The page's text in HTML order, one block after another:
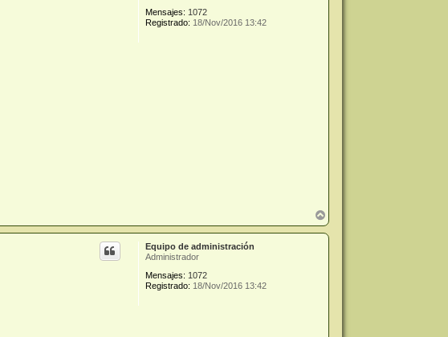
Mensajes: 1072
Registrado: 18/Nov/2016 13:42
r
r
Equipo de administración
Administrador
Mensajes: 1072
Registrado: 18/Nov/2016 13:42